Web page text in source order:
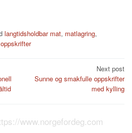
langtidsholdbar mat, matlagring,
oppskrifter
Next post
Sunne og smakfulle oppskrifter
med kylling
www.norgefordeg.com